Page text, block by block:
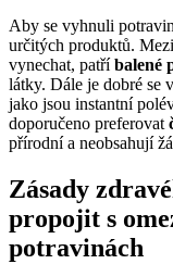
Aby se vyhnuli
určitých produktů.
vynechat, patříbalené
látky. Dále je dobré se
jako jsou instantní
doporučeno preferovat
přírodní a neobsahují
Zásady
propojit s
potravinách